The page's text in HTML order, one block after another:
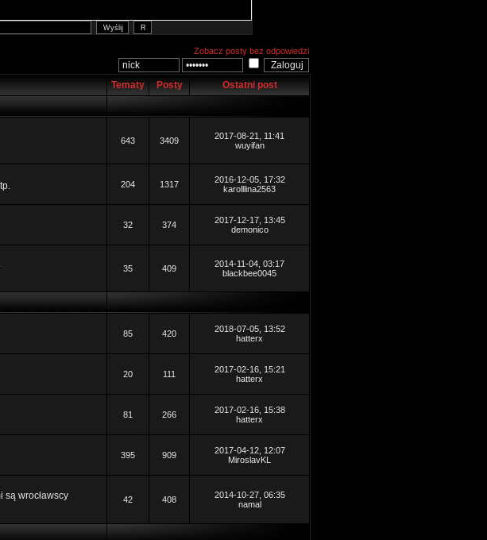
Zobacz posty bez odpowiedzi
Tematy Posty Ostatni post
643 3409
2017-08-21, 11:41
wuyifan
204 1317
2016-12-05, 17:32
karolllina2563
32 374
2017-12-17, 13:45
demonico
35 409
2014-11-04, 03:17
blackbee0045
85 420
2018-07-05, 13:52
hatterx
20 111
2017-02-16, 15:21
hatterx
81 266
2017-02-16, 15:38
hatterx
395 909
2017-04-12, 12:07
MiroslavKL
są wrocławscy
42 408
2014-10-27, 06:35
namal